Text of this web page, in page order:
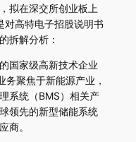
拟在深交所创业板上
高特电子招股说明书
拆解分析：
国家级高新技术企业
务聚焦于新能源产业，
系统（BMS）相关产
领先的新型储能系统
商。